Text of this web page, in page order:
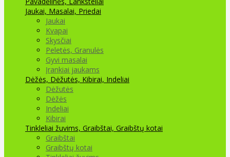
Jaukai, Masalai, Priedai
Jaukai
Kvapai
Skysčiai
Peletės, Granulės
Gyvi masalai
Įrankiai jaukams
Dėžės, Dėžutės, Kibirai, Indeliai
Dėžutės
Dėžės
Indeliai
Kibirai
Tinkleliai žuvims, Graibštai, Graibštų kotai
Graibštai
Graibštų kotai